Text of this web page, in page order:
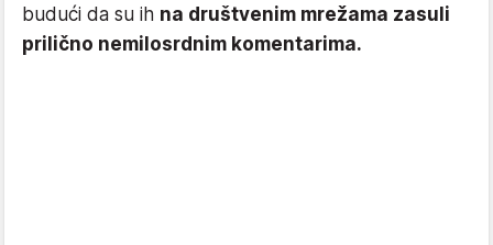
budući da su ih na društvenim mrežama zasuli
prilično nemilosrdnim komentarima.